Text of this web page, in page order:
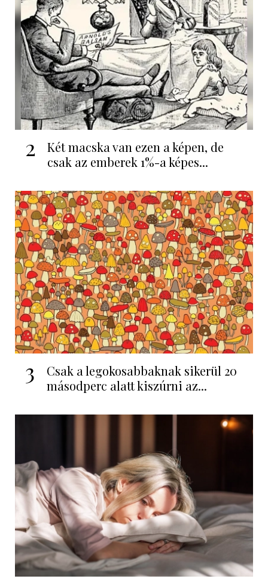
2
Két macska van ezen a képen, de
csak az emberek 1%-a képes...
3
Csak a legokosabbaknak sikerül 20
másodperc alatt kiszúrni az...